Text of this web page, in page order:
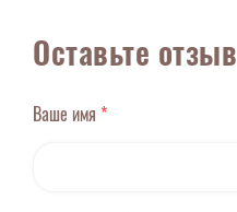
Оставьте отзыв
Ваше имя *